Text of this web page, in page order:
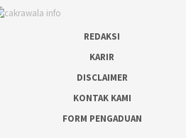
REDAKSI
KARIR
DISCLAIMER
KONTAK KAMI
FORM PENGADUAN